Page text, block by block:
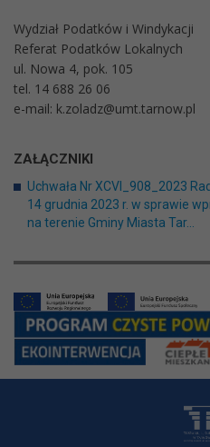
Wydział Podatków i Windykacji
Referat Podatków Lokalnych
ul. Nowa 4, pok. 105
tel. 14 688 26 06
e-mail: k.zoladz@umt.tarnow.pl
ZAŁĄCZNIKI
Uchwała Nr XCVI_908_2023
14 grudnia 2023 r. w sprawie
na terenie Gminy Miasta Tar...